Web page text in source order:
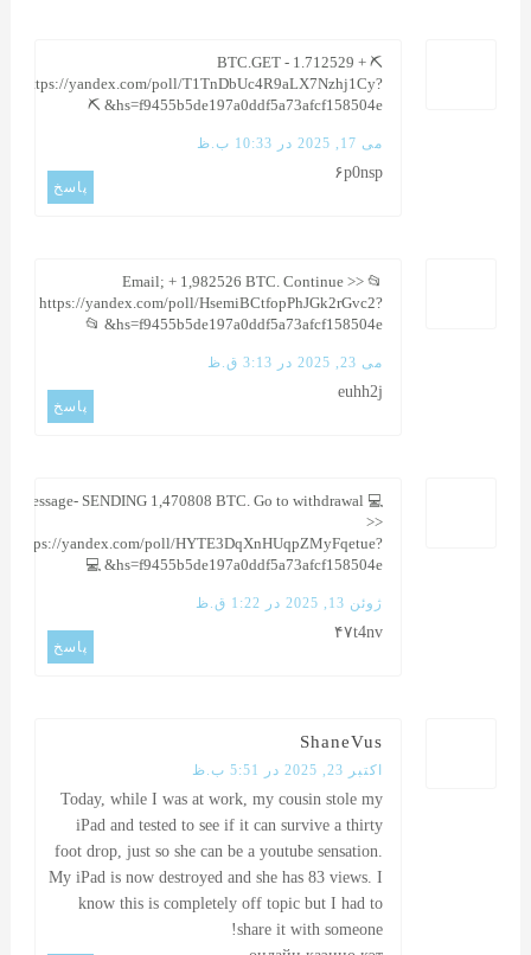
⛏ + 1.712529 BTC.GET -
https://yandex.com/poll/T1TnDbUc4R9aLX7Nzhj1Cy?
hs=f9455b5de197a0ddf5a73afcf158504e& ⛏
می 17, 2025 در 10:33 ب.ظ
۶p0nsp
پاسخ
📂 Email; + 1,982526 BTC. Continue >>
https://yandex.com/poll/HsemiBCtfopPhJGk2rGvc2?
hs=f9455b5de197a0ddf5a73afcf158504e& 📂
می 23, 2025 در 3:13 ق.ظ
euhh2j
پاسخ
💻 Message- SENDING 1,470808 BTC. Go to withdrawal
>>
https://yandex.com/poll/HYTE3DqXnHUqpZMyFqetue?
hs=f9455b5de197a0ddf5a73afcf158504e& 💻
ژوئن 13, 2025 در 1:22 ق.ظ
۴۷t4nv
پاسخ
ShaneVus
اکتبر 23, 2025 در 5:51 ب.ظ
Today, while I was at work, my cousin stole my
iPad and tested to see if it can survive a thirty
foot drop, just so she can be a youtube sensation.
My iPad is now destroyed and she has 83 views. I
know this is completely off topic but I had to
share it with someone!